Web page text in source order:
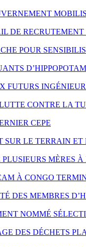
DE
POUR
FUTURS
CONTRE LA
CEPE
LE TERRAIN ET
MÈRES
À CONGO
DES MEMBRES
NOMMÉ
DES DÉCHETS